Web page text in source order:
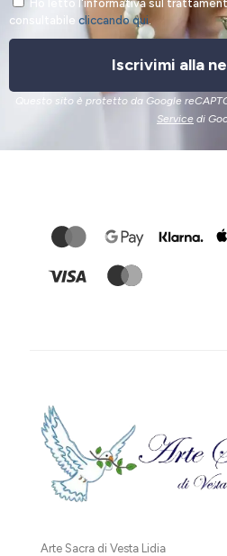
Ho letto l'informativa sul
consultabile cliccando qui.
Iscrivimi alla
Questo sito è protetto da Google
Service di
Arte Sacra di Vesta Lidia